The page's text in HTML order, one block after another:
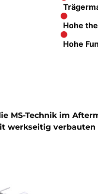
Hohe
Hohe
MS-Technik im
werkseitig